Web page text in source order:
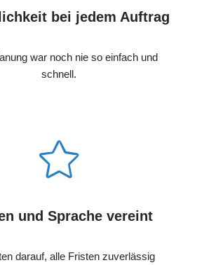
bei jedem Auftrag
war noch nie so einfach und
schnell.
und Sprache vereint
darauf, alle Fristen zuverlässig